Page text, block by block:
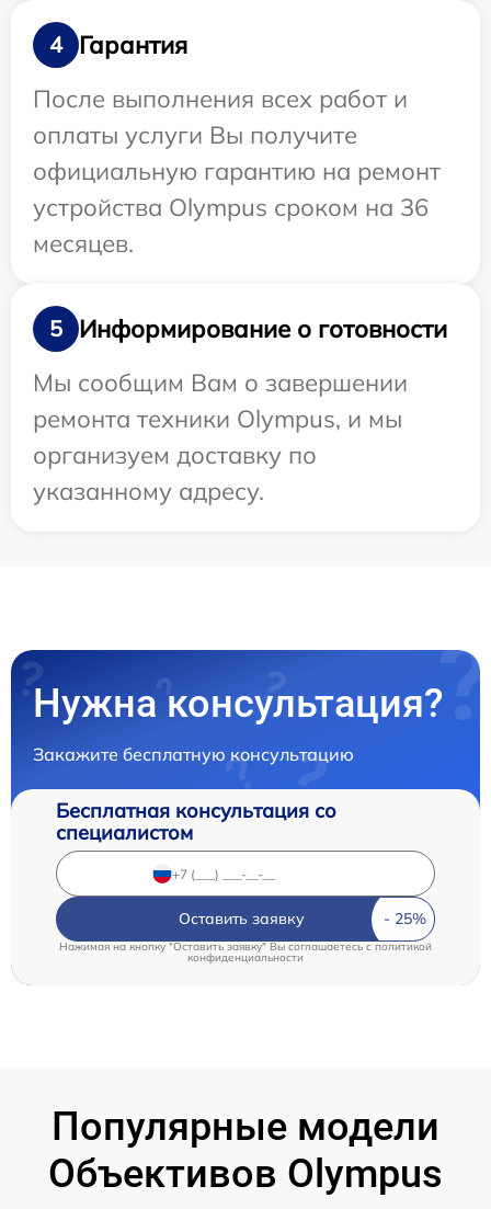
4
Гарантия
После выполнения всех работ и
оплаты услуги Вы получите
официальную гарантию на ремонт
устройства Olympus сроком на 36
месяцев.
5
Информирование о готовности
Мы сообщим Вам о завершении
ремонта техники Olympus, и мы
организуем доставку по
указанному адресу.
Нужна консультация?
Закажите бесплатную консультацию
Бесплатная консультация со
специалистом
Оставить заявку
Нажимая на кнопку "Оставить заявку" Вы соглашаетесь c политикой
конфиденциальности
Популярные модели
Объективов Olympus